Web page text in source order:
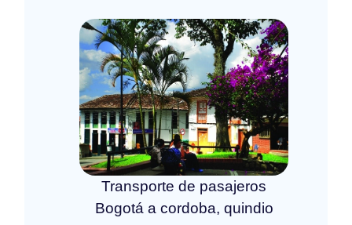
Transporte de pasajeros
Bogotá a cordoba, quindio